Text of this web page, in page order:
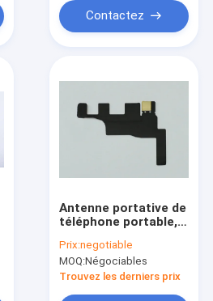
Contactez
Antenne portative de
téléphone portable,
Wifi d'antenne
d'intérieur à gain
élevé de téléphone
Prix:negotiable
MOQ:Négociables
Trouvez les derniers prix